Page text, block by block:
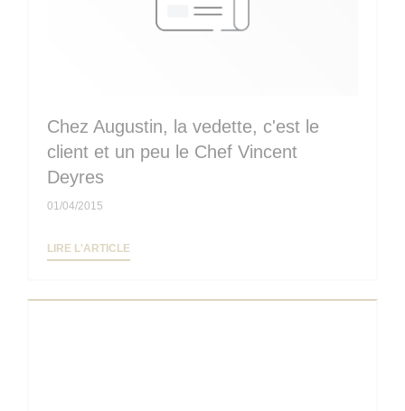
Chez Augustin, la vedette, c'est le
client et un peu le Chef Vincent
Deyres
01/04/2015
LIRE L'ARTICLE